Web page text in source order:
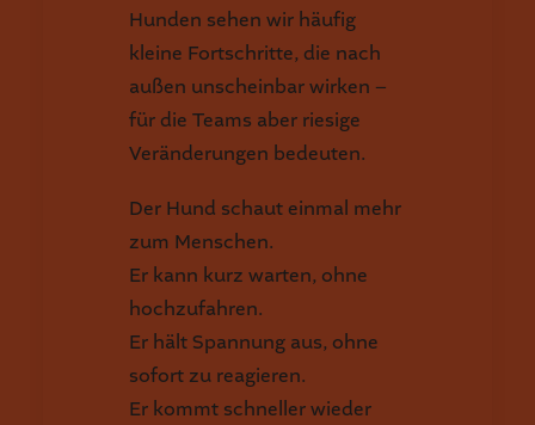
Hunden sehen wir häufig
kleine Fortschritte, die nach
außen unscheinbar wirken –
für die Teams aber riesige
Veränderungen bedeuten.
Der Hund schaut einmal mehr
zum Menschen.
Er kann kurz warten, ohne
hochzufahren.
Er hält Spannung aus, ohne
sofort zu reagieren.
Er kommt schneller wieder